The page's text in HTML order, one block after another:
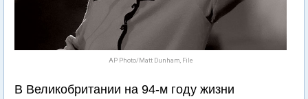
AP Photo/Matt Dunham, File
В Великобритании на 94-м году жизни